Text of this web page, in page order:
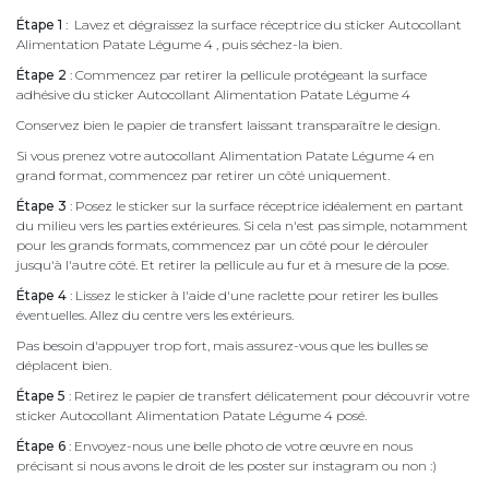
Étape 1 : Lavez et dégraissez la surface réceptrice du sticker Autocollant
Alimentation Patate Légume 4 , puis séchez-la bien.
Étape 2 : Commencez par retirer la pellicule protégeant la surface
adhésive du sticker Autocollant Alimentation Patate Légume 4
Conservez bien le papier de transfert laissant transparaître le design.
Si vous prenez votre autocollant Alimentation Patate Légume 4 en
grand format, commencez par retirer un côté uniquement.
Étape 3 : Posez le sticker sur la surface réceptrice idéalement en partant
du milieu vers les parties extérieures. Si cela n'est pas simple, notamment
pour les grands formats, commencez par un côté pour le dérouler
jusqu'à l'autre côté. Et retirer la pellicule au fur et à mesure de la pose.
Étape 4 : Lissez le sticker à l'aide d'une raclette pour retirer les bulles
éventuelles. Allez du centre vers les extérieurs.
Pas besoin d'appuyer trop fort, mais assurez-vous que les bulles se
déplacent bien.
Étape 5 : Retirez le papier de transfert délicatement pour découvrir votre
sticker Autocollant Alimentation Patate Légume 4 posé.
Étape 6 : Envoyez-nous une belle photo de votre œuvre en nous
précisant si nous avons le droit de les poster sur instagram ou non :)